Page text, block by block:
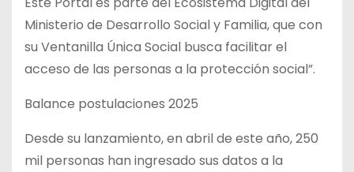
Ministerio de Desarrollo Social y Familia, que con
su Ventanilla Única Social busca facilitar el
acceso de las personas a la protección social”.
Balance postulaciones 2025
Desde su lanzamiento, en abril de este año, 250
mil personas han ingresado sus datos a la